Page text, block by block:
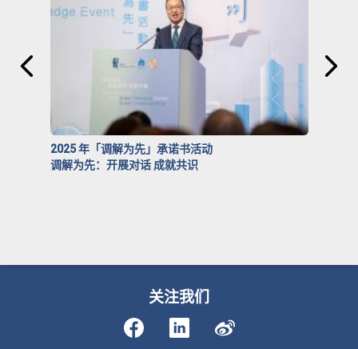
2025 年「调解为先」承诺书活动
调解为先：开展对话 成就共识
关注我们